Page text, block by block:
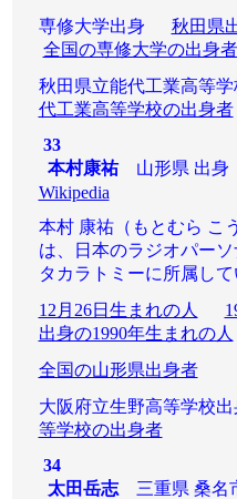
専修大学出身 秋田県
全国の専修大学の出身者
秋田県立能代工業高等
代工業高等学校の出身者
33
本村康祐山形県 出身
Wikipedia
本村 康祐（もとむら こ
は、日本のラジオパー
タカラトミーに所属して
12月26日生まれの人
出身の1990年生まれの人
全国の山形県出身者
大阪府立生野高等学校
等学校の出身者
34
太田岳志三重県 桑名